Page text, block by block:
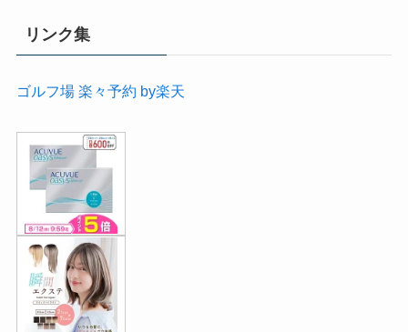
リンク集
ゴルフ場 楽々予約 by楽天